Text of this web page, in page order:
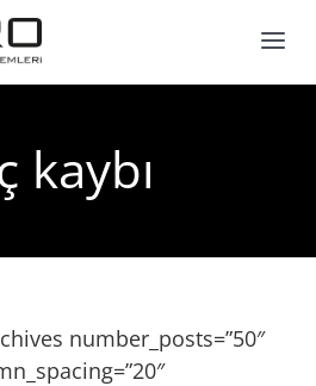
kaybı
number_posts=”50″